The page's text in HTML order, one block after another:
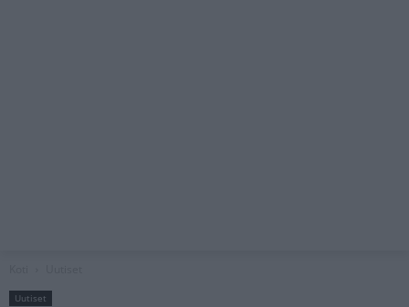
Uutiset